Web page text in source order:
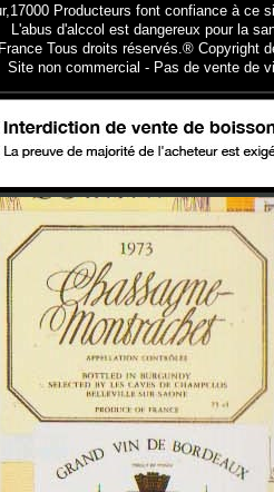
Producteurs font confiance à ce
L'abus d'alccol est dangereux pour la
Tous droits réservés.® Copyright
Site non commercial - Pas de vente de